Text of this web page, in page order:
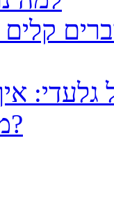
גלעדי:
מתוך קלות הנפש?